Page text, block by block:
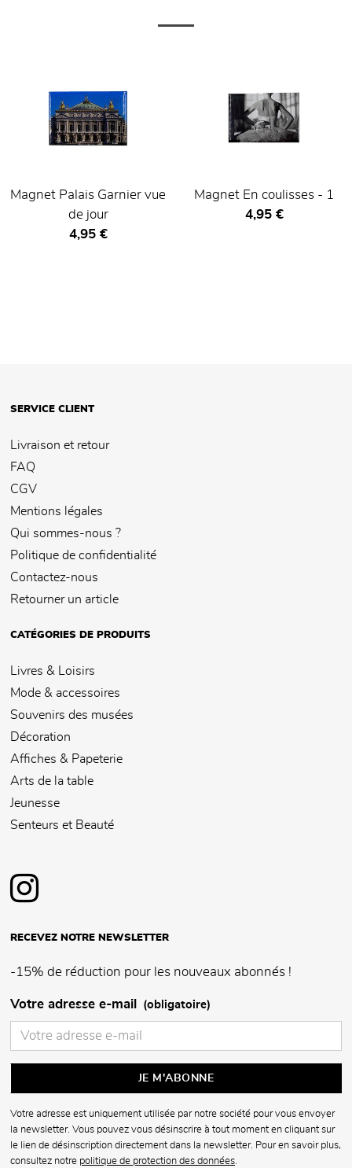
Magnet Palais Garnier vue
de jour
Prix ​​actuel
4,95 €
Magnet En coulisses - 1
Prix ​​actuel
4,95 €
SERVICE CLIENT
Livraison et retour
FAQ
CGV
Mentions légales
Qui sommes-nous ?
Politique de confidentialité
Contactez-nous
Retourner un article
CATÉGORIES DE PRODUITS
Livres & Loisirs
Mode & accessoires
Souvenirs des musées
Décoration
Affiches & Papeterie
Arts de la table
Jeunesse
Senteurs et Beauté
RECEVEZ NOTRE NEWSLETTER
-15% de réduction pour les nouveaux abonnés !
Votre adresse e-mail (obligatoire)
Votre adresse est uniquement utilisée par notre société pour vous envoyer
la newsletter. Vous pouvez vous désinscrire à tout moment en cliquant sur
le lien de désinscription directement dans la newsletter. Pour en savoir plus,
consultez notre politique de protection des données.